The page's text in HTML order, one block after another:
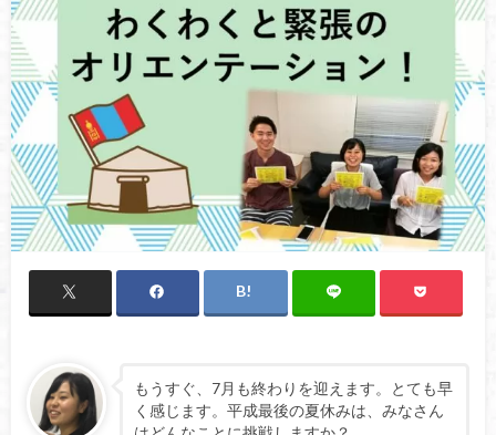
もうすぐ、7月も終わりを迎えます。とても早
く感じます。平成最後の夏休みは、みなさん